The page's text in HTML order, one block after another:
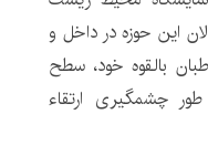
این حوزه در داخل و
بالقوه خود، سطح
چشمگیری ارتقاء